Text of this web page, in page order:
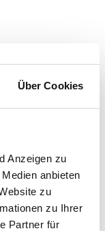
Über Cookies
Anzeigen zu
anbieten
zu
zu Ihrer
Partner für
Abkleben.